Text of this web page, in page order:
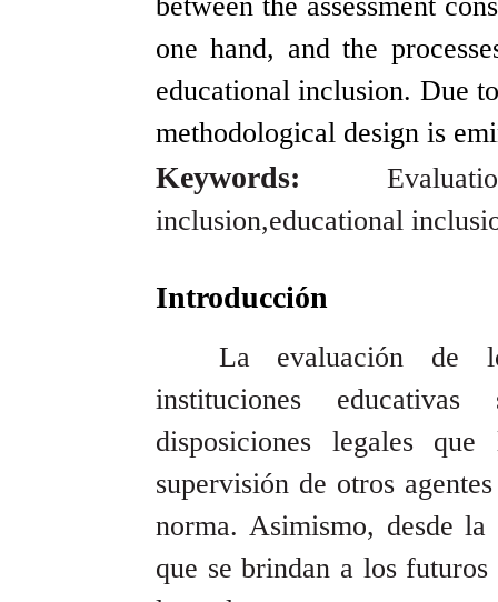
one hand, and the
educational inclusion. Due
methodological design is
Keywords:
inclusion,educational
Introducción
La evaluación de
instituciones
disposiciones legales
supervisión de otros
norma. Asimismo, desde
que se brindan a los